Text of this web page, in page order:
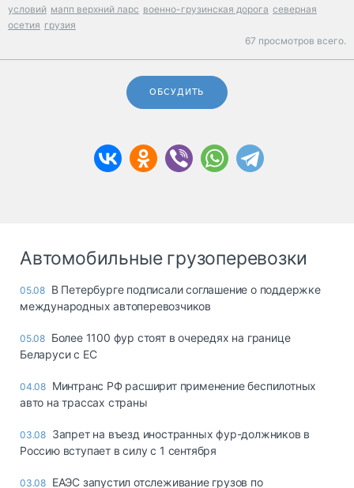
условий мапп верхний ларс военно-грузинская дорога северная
осетия грузия
67 просмотров всего.
ОБСУДИТЬ
Автомобильные грузоперевозки
05.08 В Петербурге подписали соглашение о поддержке
международных автоперевозчиков
05.08 Более 1100 фур стоят в очередях на границе
Беларуси с ЕС
04.08 Минтранс РФ расширит применение беспилотных
авто на трассах страны
03.08 Запрет на въезд иностранных фур-должников в
Россию вступает в силу с 1 сентября
03.08 ЕАЭС запустил отслеживание грузов по